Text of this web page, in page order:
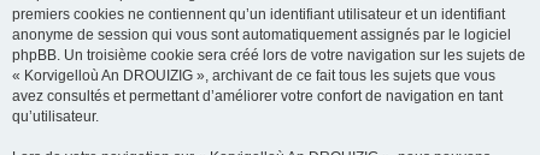
premiers cookies ne contiennent qu’un identifiant utilisateur et un identifiant
anonyme de session qui vous sont automatiquement assignés par le logiciel
phpBB. Un troisième cookie sera créé lors de votre navigation sur les sujets de
« Korvigelloù An DROUIZIG », archivant de ce fait tous les sujets que vous
avez consultés et permettant d’améliorer votre confort de navigation en tant
qu’utilisateur.